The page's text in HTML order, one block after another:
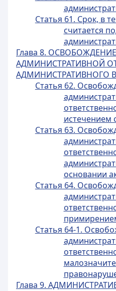
Статья 61. Срок, в
считается
Глава 8.
АДМИНИСТРАТИВНОЙ
АДМИНИСТРАТИВНОГО
Статья 62.
истечением
Статья 63.
основании
Статья 64.
Статья 64-1.
Глава 9.